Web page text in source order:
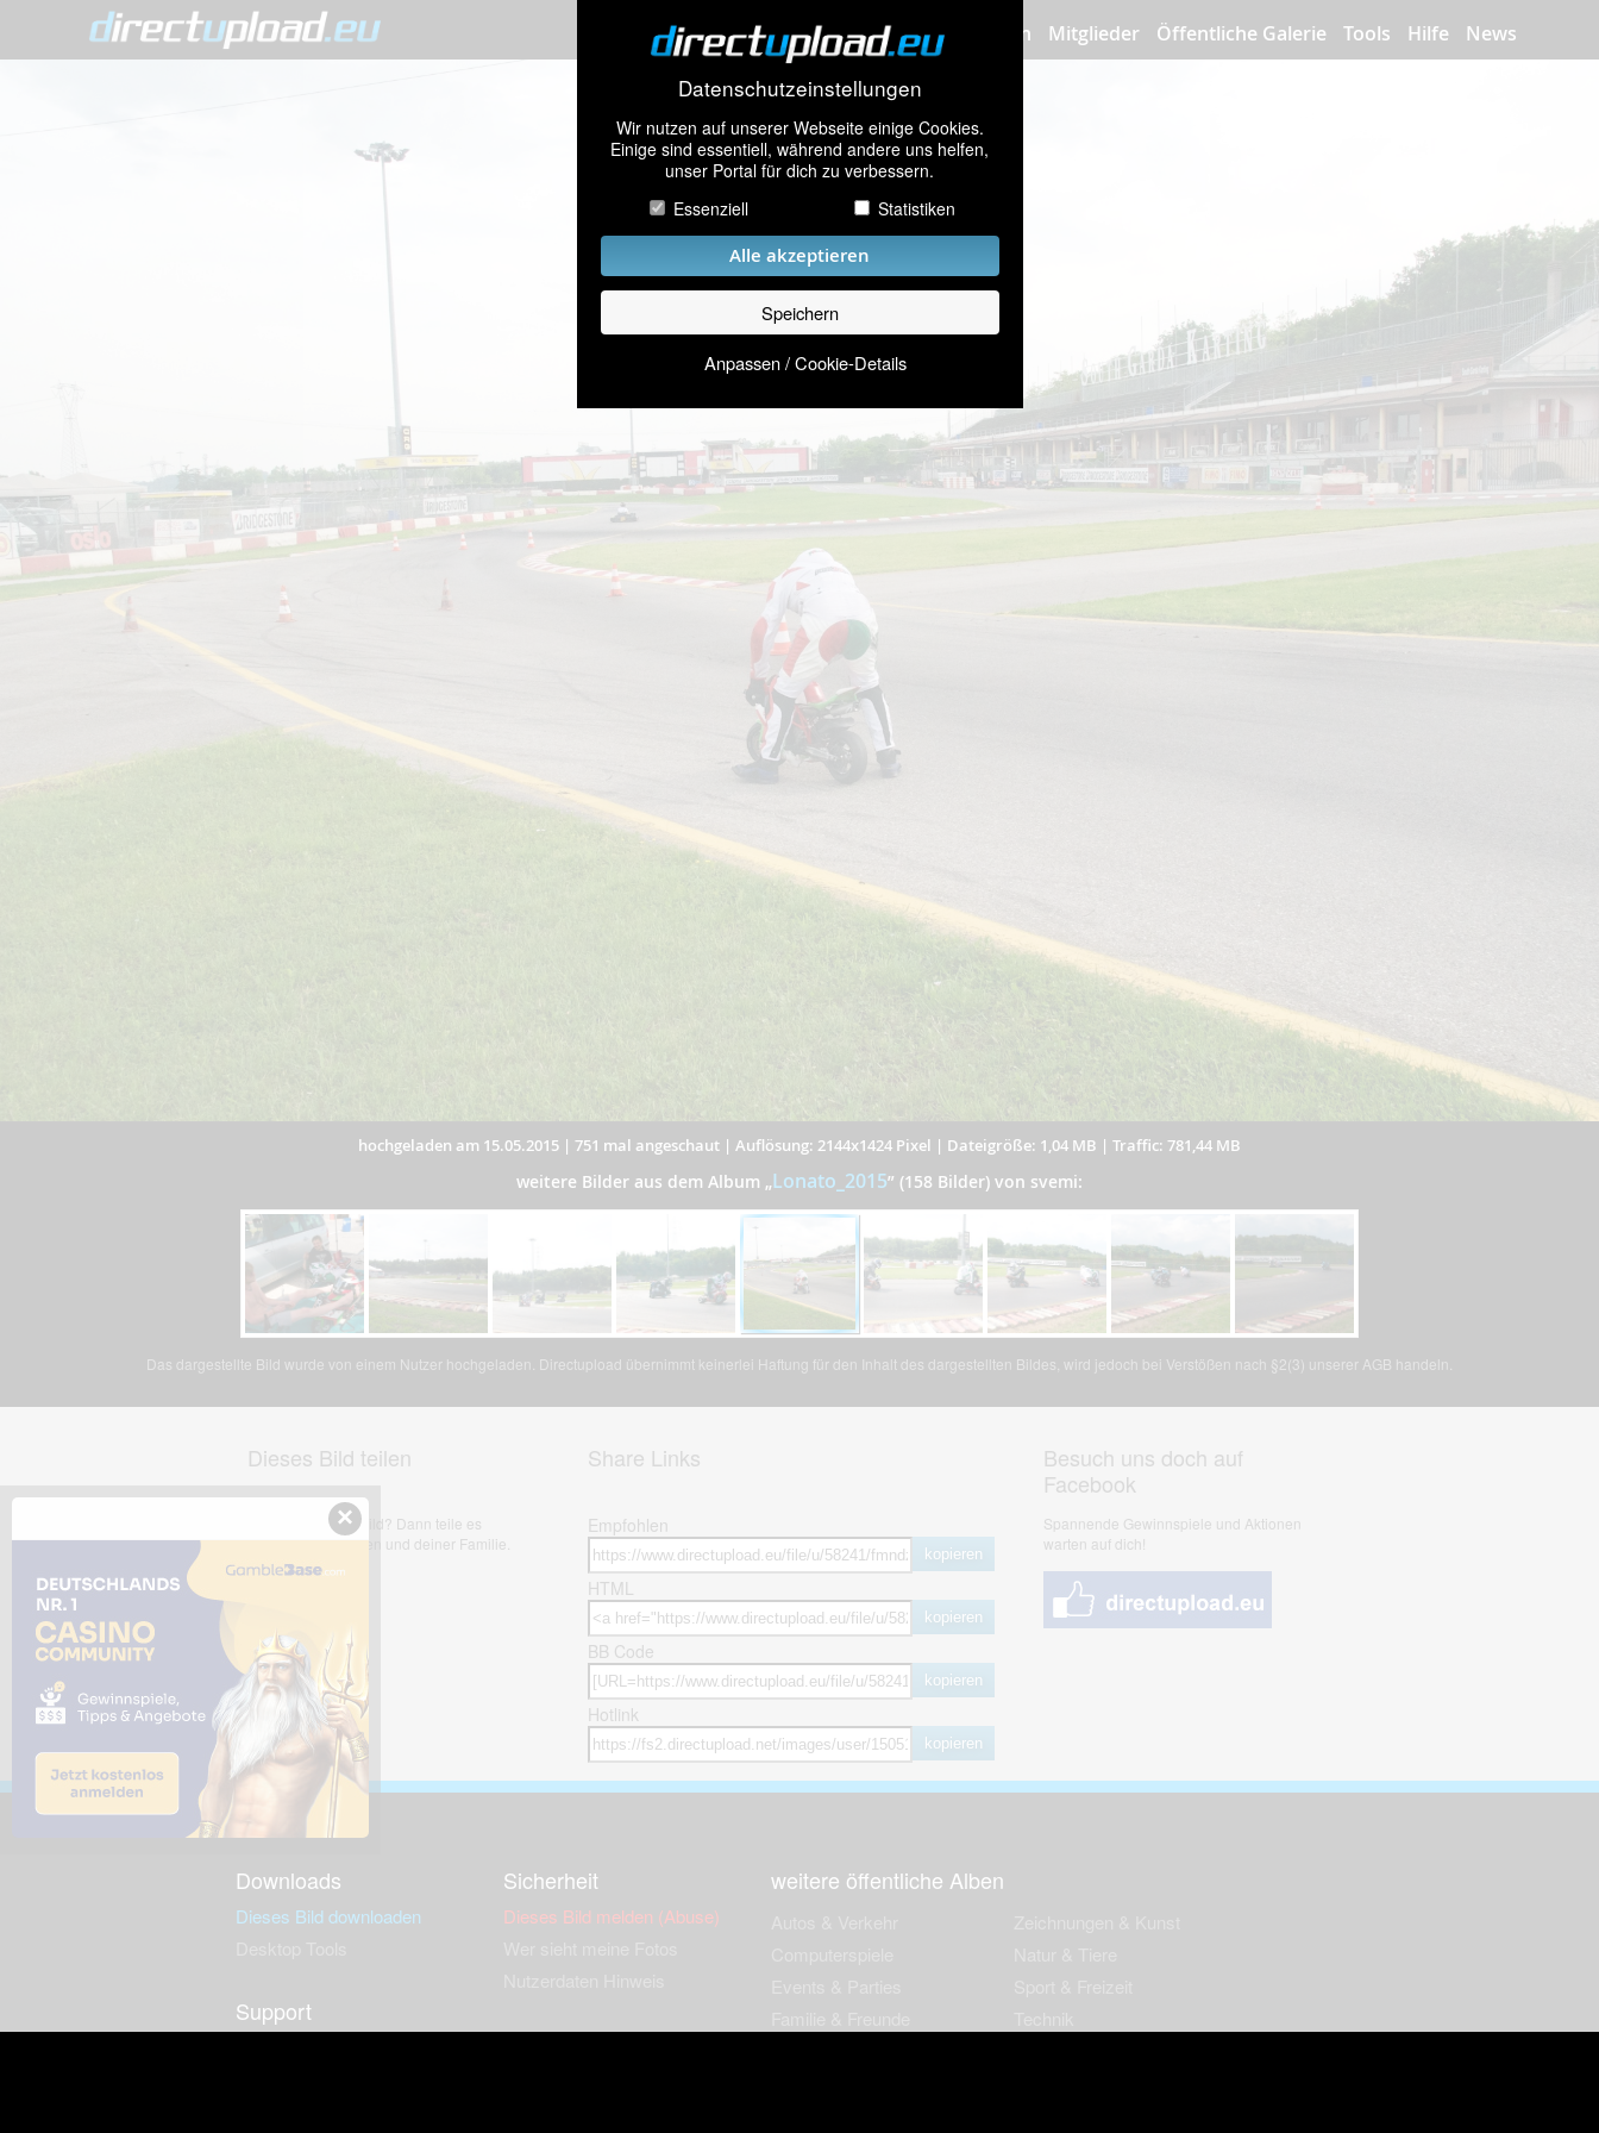
Datenschutzeinstellungen
Wir nutzen auf unserer Webseite einige Cookies.
Einige sind essentiell, während andere uns helfen,
unser Portal für dich zu verbessern.
Essenziell
Statistiken
Alle akzeptieren
Speichern
Anpassen / Cookie-Details
Bilder hochladen Mitglieder Öffentliche Galerie Tools Hilfe News
hochgeladen am 15.05.2015 | 751 mal angeschaut | Auflösung: 2144x1424 Pixel | Dateigröße: 1,04 MB | Traffic: 781,44 MB
weitere Bilder aus dem Album „Lonato_2015” (158 Bilder) von svemi:
Das dargestellte Bild wurde von einem Nutzer hochgeladen. Directupload übernimmt keinerlei Haftung für den Inhalt des dargestellten Bildes, wird jedoch bei Verstößen nach §2(3) unserer AGB handeln.
Dieses Bild teilen
Dir gefällt dieses Bild? Dann teile es
mit deinen Freunden und deiner Familie.
Share Links
Empfohlen
kopieren
HTML
kopieren
BB Code
kopieren
Hotlink
kopieren
Besuch uns doch auf
Facebook
Spannende Gewinnspiele und Aktionen
warten auf dich!
Downloads
Dieses Bild downloaden
Support
Sicherheit
Dieses Bild melden (Abuse)
Social Media
weitere öffentliche Alben
×